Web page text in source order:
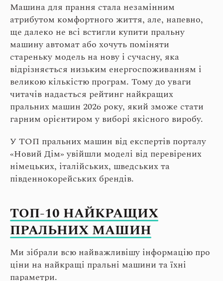
Машина для прання стала незамінним
атрибутом комфортного життя, але, напевно,
ще далеко не всі встигли купити пральну
машину автомат або хочуть поміняти
стареньку модель на нову і сучасну, яка
відрізняється низьким енергоспоживанням і
великою кількістю програм. Тому до уваги
читачів надається рейтинг найкращих
пральних машин 2026 року, який зможе стати
гарним орієнтиром у виборі якісного виробу.
У ТОП пральних машин від експертів порталу
«Новий Дім» увійшли моделі від перевірених
німецьких, італійських, шведських та
південнокорейських брендів.
ТОП-10 НАЙКРАЩИХ
ПРАЛЬНИХ МАШИН
Ми зібрали всю найважливішу інформацію про
ціни на найкращі пральні машини та їхні
параметри.